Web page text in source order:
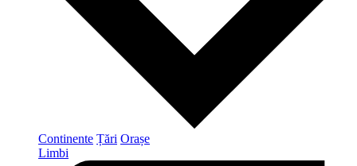
Continente Țări Orașe
Limbi